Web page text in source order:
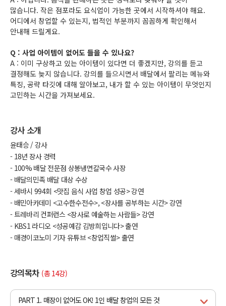
많습니다. 작은 점포라도 요식업이 가능한 곳에서 시작하셔야 해요.
어디에서 창업할 수 있는지, 법적인 부분까지 꼼꼼하게 확인해서
안내해 드릴게요.
Q : 사업 아이템이 없어도 들을 수 있나요?
A : 이미 구상하고 있는 아이템이 있다면 더 좋겠지만, 강의를 듣고
결정해도 늦지 않습니다. 강의를 들으시면서 배달에서 팔리는 메뉴와
특징, 공략 타깃에 대해 알아보고, 내가 할 수 있는 아이템이 무엇인지
고민하는 시간을 가져보세요.
강사 소개
윤태승 / 강사
- 18년 장사 경력
- 100% 배달 전문점 상봉냉면칼국수 사장
- 배달의민족 배달 대상 수상
- 세바시 994회 <맛집 음식 사업 창업 성공> 강연
- 배민아카데미 <고수한수전수>, <장사를 공부하는 시간> 강연
- 트레바리 컨퍼런스 <장사로 예술하는 사람들> 강연
- KBS1 라디오 <성공예감 김방희입니다> 출연
- 매경이코노미 기자 유튜브 <창업직썰> 출연
강의목차 (총 14강)
PART 1. 매장이 없어도 OK! 1인 배달 창업의 모든 것